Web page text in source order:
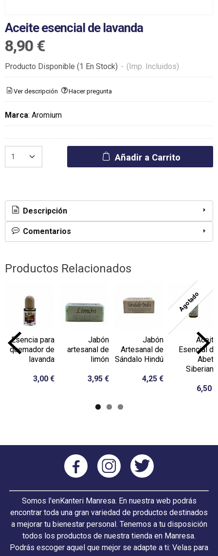
Aceite esencial de lavanda
8,90 €
Producto Disponible (1 En Stock) - (Imp. Incluidos)
Ver descripción Hacer pregunta
Marca: Aromium
Añadir a Carrito
Descripción
Comentarios
Productos Relacionados
Esencia para
quemador de
lavanda
3,00 €
Jabón
artesanal de
limón
3,95 €
Jabón
Artesanal de
Sándalo Hindú
4,25 €
Agotado
Aceite
Esencial de
Abeto
Siberiano
6,50 €
Somos l'enKanteri Manresa. En nuestra web podrás
encontrar toda una gran variedad de productos destinados
a mejorar tu bienestar personal. Tenemos a tu disposición
todos los productos de nuestra tienda en Manresa.
Podrás escoger aquel que mejor se adapte a ti: Velas para